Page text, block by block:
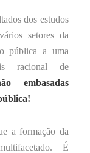
dos estudos
setores da
pública a uma
racional de
embasadas
a formação da
É